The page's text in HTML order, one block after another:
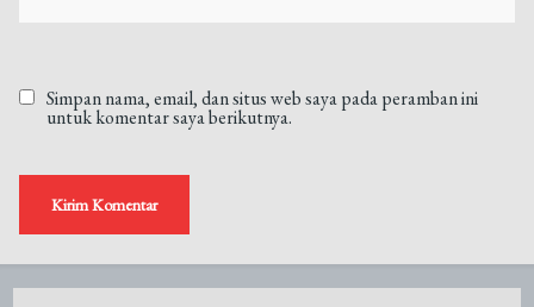
Simpan nama, email, dan situs web saya pada peramban ini
untuk komentar saya berikutnya.